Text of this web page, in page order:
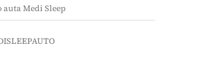
Medi Sleep